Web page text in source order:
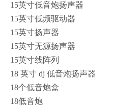
15英寸低音炮扬声器
15英寸低频驱动器
15英寸扬声器
15英寸无源扬声器
15英寸线阵列
18 英寸 dj 低音炮扬声器
18个低音炮盒
18低音炮